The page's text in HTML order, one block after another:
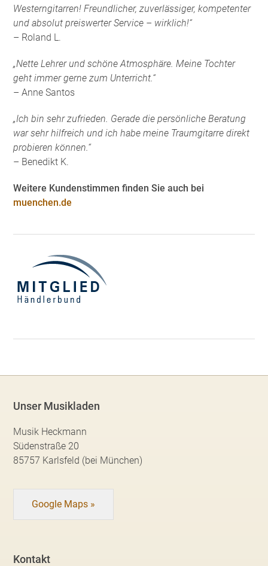
Westerngitarren! Freundlicher, zuverlässiger, kompetenter
und absolut preiswerter Service – wirklich!“
– Roland L.
„Nette Lehrer und schöne Atmosphäre. Meine Tochter
geht immer gerne zum Unterricht.“
– Anne Santos
„Ich bin sehr zufrieden. Gerade die persönliche Beratung
war sehr hilfreich und ich habe meine Traumgitarre direkt
probieren können.“
– Benedikt K.
Weitere Kundenstimmen finden Sie auch bei
muenchen.de
Unser Musikladen
Musik Heckmann
Südenstraße 20
85757 Karlsfeld (bei München)
Google Maps »
Kontakt